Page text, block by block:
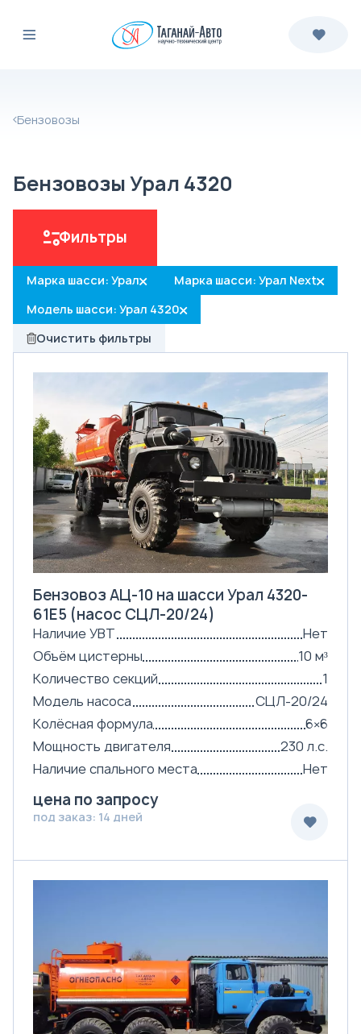
Бензовозы
Бензовозы Урал 4320
Фильтры
Марка шасси: Урал
Марка шасси: Урал Next
Модель шасси: Урал 4320
Очистить фильтры
Бензовоз АЦ-10 на шасси Урал 4320-
61Е5 (насос СЦЛ-20/24)
Наличие УВТ
Нет
Объём цистерны
10 м³
Количество секций
1
Модель насоса
СЦЛ-20/24
Колёсная формула
6×6
Мощность двигателя
230 л.с.
Наличие спального места
Нет
цена по запросу
под заказ: 14 дней